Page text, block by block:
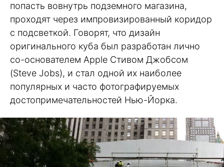
попасть вовнутрь подземного магазина,
проходят через импровизированный коридор
с подсветкой. Говорят, что дизайн
оригинального куба был разработан лично
со-основателем Apple Стивом Джобсом
(Steve Jobs), и стал одной их наиболее
популярных и часто фотографируемых
достопримечательностей Нью-Йорка.